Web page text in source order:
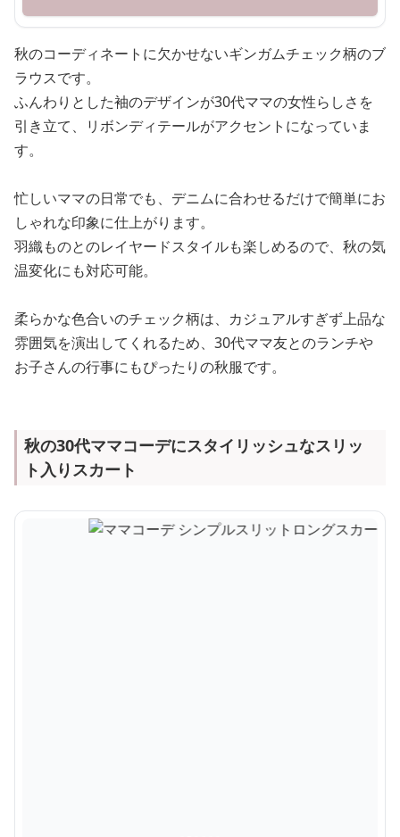
秋のコーディネートに欠かせないギンガムチェック柄のブ
ラウスです。
ふんわりとした袖のデザインが30代ママの女性らしさを
引き立て、リボンディテールがアクセントになっていま
す。
忙しいママの日常でも、デニムに合わせるだけで簡単にお
しゃれな印象に仕上がります。
羽織ものとのレイヤードスタイルも楽しめるので、秋の気
温変化にも対応可能。
柔らかな色合いのチェック柄は、カジュアルすぎず上品な
雰囲気を演出してくれるため、30代ママ友とのランチや
お子さんの行事にもぴったりの秋服です。
秋の30代ママコーデにスタイリッシュなスリッ
ト入りスカート